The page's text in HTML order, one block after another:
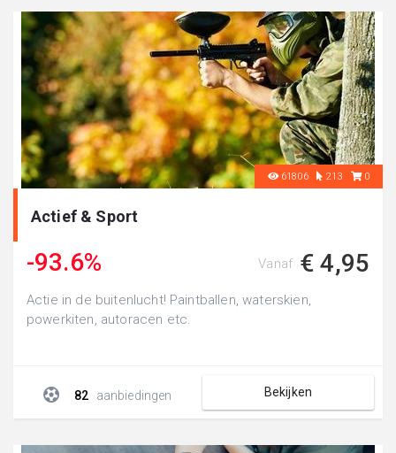
61806 213 0
Actief & Sport
-93.6% € 4,95
Vanaf
Actie in de buitenlucht! Paintballen, waterskien,
powerkiten, autoracen etc.
82 aanbiedingen Bekijken